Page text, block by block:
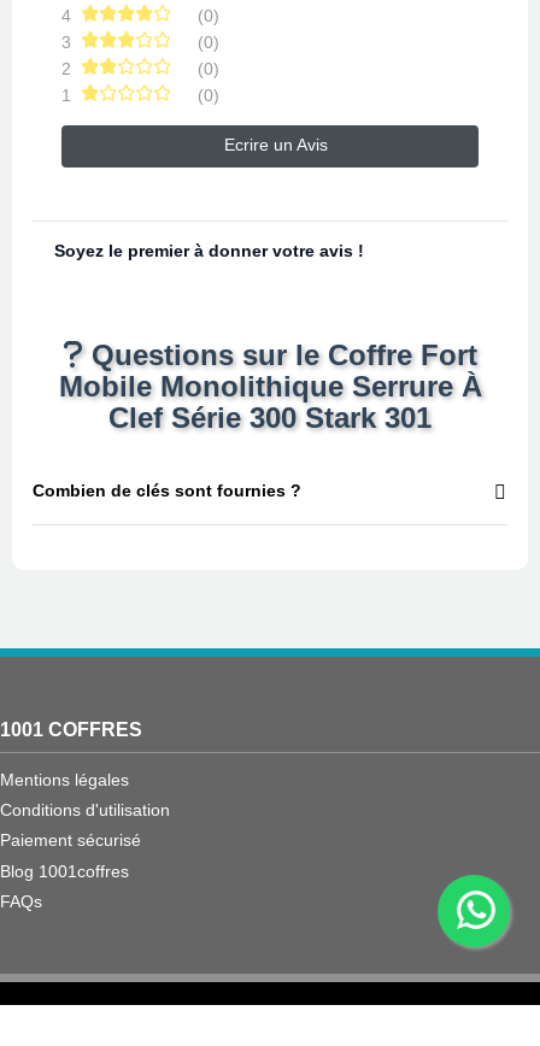
4
(0)
3
(0)
2
(0)
1
(0)
Ecrire un Avis
Soyez le premier à donner votre avis !
Questions sur le Coffre Fort
Mobile Monolithique Serrure À
Clef Série 300 Stark 301
Combien de clés sont fournies ?
1001 COFFRES
Mentions légales
Conditions d'utilisation
Paiement sécurisé
Blog 1001coffres
FAQs